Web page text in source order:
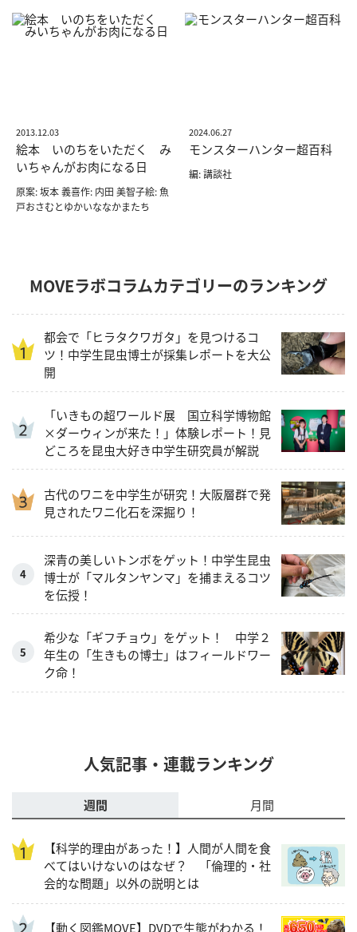
2013.12.03
絵本 いのちをいただく み
いちゃんがお肉になる日
原案: 坂本 義喜作: 内田 美智子絵: 魚
戸おさむとゆかいななかまたち
2024.06.27
モンスターハンター超百科
編: 講談社
MOVEラボコラムカテゴリーのランキング
都会で「ヒラタクワガタ」を見つけるコ
ツ！中学生昆虫博士が採集レポートを大公
開
「いきもの超ワールド展 国立科学博物館
×ダーウィンが来た！」体験レポート！見
どころを昆虫大好き中学生研究員が解説
古代のワニを中学生が研究！大阪層群で発
見されたワニ化石を深掘り！
深青の美しいトンボをゲット！中学生昆虫
博士が「マルタンヤンマ」を捕まえるコツ
を伝授！
希少な「ギフチョウ」をゲット！ 中学２
年生の「生きもの博士」はフィールドワー
ク命！
人気記事・連載ランキング
週間 月間
【科学的理由があった！】人間が人間を食
べてはいけないのはなぜ？ 「倫理的・社
会的な問題」以外の説明とは
【動く図鑑MOVE】DVDで生態がわかる！